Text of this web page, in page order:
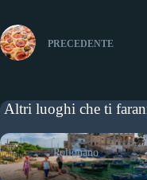
PRECEDENTE
Altri luoghi che ti
Polignano